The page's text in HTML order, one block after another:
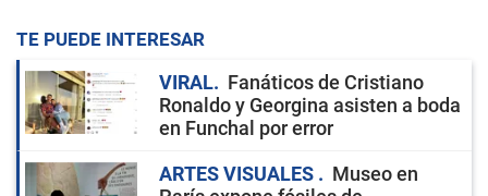
TE PUEDE INTERESAR
VIRAL
Fanáticos de Cristiano
Ronaldo y Georgina asisten a boda
en Funchal por error
ARTES VISUALES
Museo en